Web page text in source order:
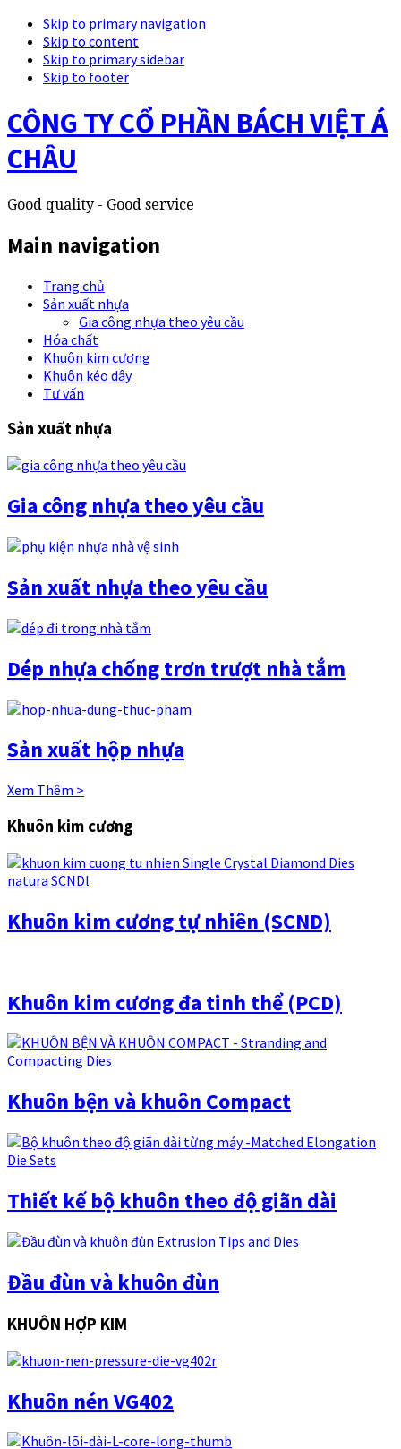
Skip to primary navigation
Skip to content
Skip to primary sidebar
Skip to footer
CÔNG TY CỔ PHẦN BÁCH VIỆT Á
CHÂU
Good quality - Good service
Main navigation
Trang chủ
Sản xuất nhựa
Gia công nhựa theo yêu cầu
Hóa chất
Khuôn kim cương
Khuôn kéo dây
Tư vấn
Sản xuất nhựa
Gia công nhựa theo yêu cầu
Sản xuất nhựa theo yêu cầu
Dép nhựa chống trơn trượt nhà tắm
Sản xuất hộp nhựa
Xem Thêm >
Khuôn kim cương
Khuôn kim cương tự nhiên (SCND)
Khuôn kim cương đa tinh thể (PCD)
Khuôn bện và khuôn Compact
Thiết kế bộ khuôn theo độ giãn dài
Đầu đùn và khuôn đùn
KHUÔN HỢP KIM
Khuôn nén VG402